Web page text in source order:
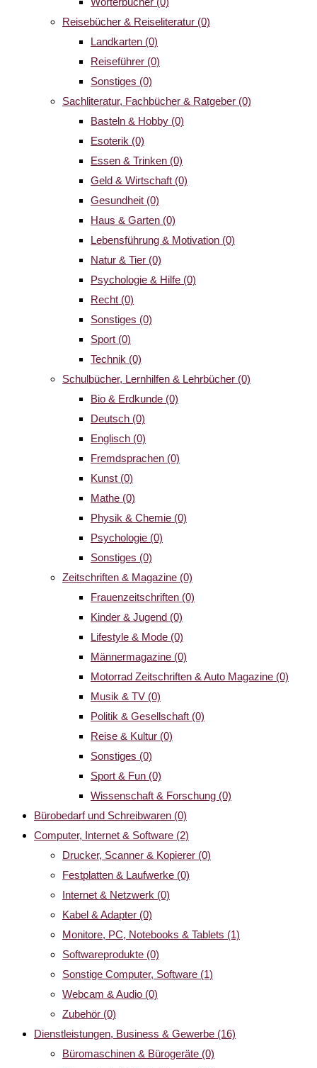
Reisebücher & Reiseliteratur (0)
Landkarten (0)
Reiseführer (0)
Sonstiges (0)
Sachliteratur, Fachbücher & Ratgeber (0)
Basteln & Hobby (0)
Esoterik (0)
Essen & Trinken (0)
Geld & Wirtschaft (0)
Gesundheit (0)
Haus & Garten (0)
Lebensführung & Motivation (0)
Natur & Tier (0)
Psychologie & Hilfe (0)
Recht (0)
Sonstiges (0)
Sport (0)
Technik (0)
Schulbücher, Lernhilfen & Lehrbücher (0)
Bio & Erdkunde (0)
Deutsch (0)
Englisch (0)
Fremdsprachen (0)
Kunst (0)
Mathe (0)
Physik & Chemie (0)
Psychologie (0)
Sonstiges (0)
Zeitschriften & Magazine (0)
Frauenzeitschriften (0)
Kinder & Jugend (0)
Lifestyle & Mode (0)
Männermagazine (0)
Motorrad Zeitschriften & Auto Magazine (0)
Musik & TV (0)
Politik & Gesellschaft (0)
Reise & Kultur (0)
Sonstiges (0)
Sport & Fun (0)
Wissenschaft & Forschung (0)
Bürobedarf und Schreibwaren (0)
Computer, Internet & Software (2)
Drucker, Scanner & Kopierer (0)
Festplatten & Laufwerke (0)
Internet & Netzwerk (0)
Kabel & Adapter (0)
Monitore, PC, Notebooks & Tablets (1)
Softwareprodukte (0)
Sonstige Computer, Software (1)
Webcam & Audio (0)
Zubehör (0)
Dienstleistungen, Business & Gewerbe (16)
Büromaschinen & Bürogeräte (0)